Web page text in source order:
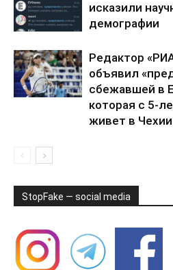
исказили
демографии
Редактор
объявил
сбежавшей в
которая с 5-
живет в Чехии
StopFake — social media